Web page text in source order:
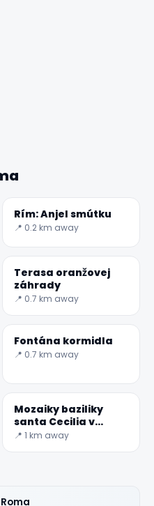
Rím: Anjel smútku
📍 0.2 km away
Terasa oranžovej
záhrady
📍 0.7 km away
Fontána kormidla
📍 0.7 km away
Mozaiky baziliky
santa Cecilia v
Trastevere-tajný
📍 1 km away
Roma